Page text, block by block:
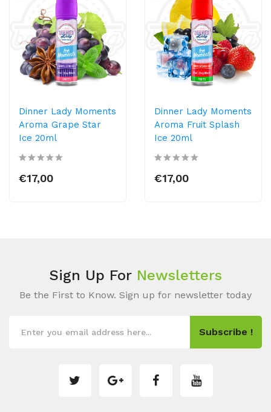
Dinner Lady Moments
Aroma Grape Star
Ice 20ml
€17,00
Dinner Lady Moments
Aroma Fruit Splash
Ice 20ml
€17,00
Sign Up For Newsletters
Be the First to Know. Sign up for newsletter today
Subscribe !